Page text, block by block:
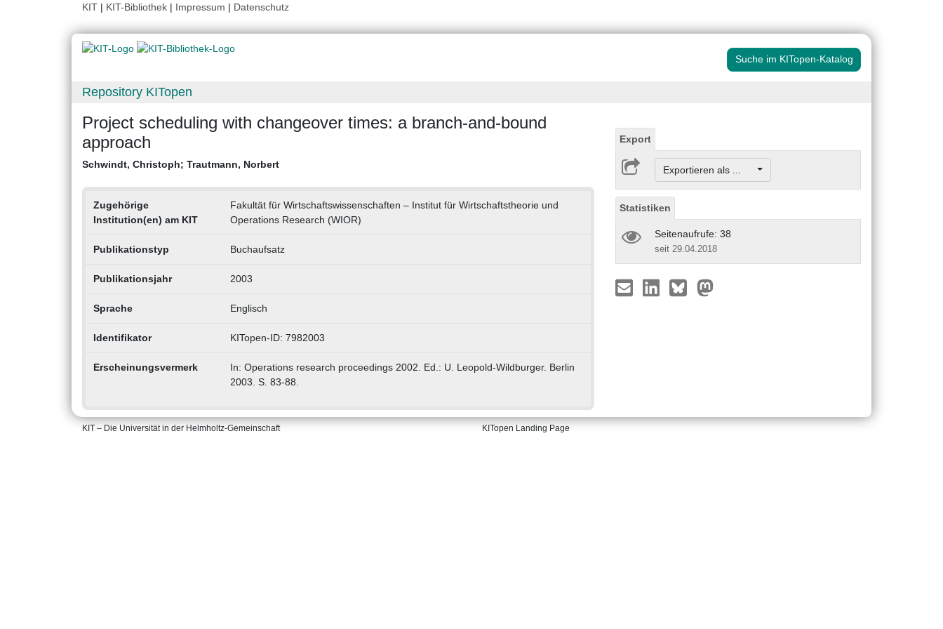
KIT | KIT-Bibliothek | Impressum | Datenschutz
Suche im KITopen-Katalog
Repository KITopen
Project scheduling with changeover times: a branch-and-bound
approach
Schwindt, Christoph; Trautmann, Norbert
Zugehörige
Institution(en) am KIT
Fakultät für Wirtschaftswissenschaften – Institut für Wirtschaftstheorie und
Operations Research (WIOR)
Publikationstyp Buchaufsatz
Publikationsjahr 2003
Sprache Englisch
Identifikator KITopen-ID: 7982003
Erscheinungsvermerk
In: Operations research proceedings 2002. Ed.: U. Leopold-Wildburger. Berlin
2003. S. 83-88.
Export
Exportieren als ...
Statistiken
Seitenaufrufe: 38
seit 29.04.2018
KIT – Die Universität in der Helmholtz-Gemeinschaft KITopen Landing Page